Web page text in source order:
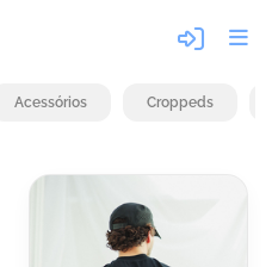
Acessórios Croppeds